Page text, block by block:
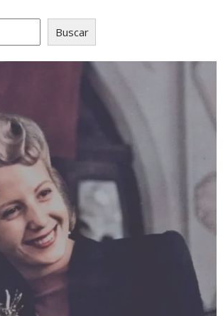
Buscar